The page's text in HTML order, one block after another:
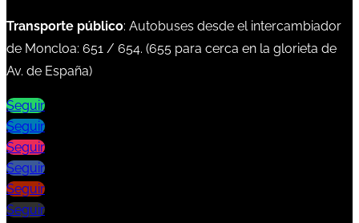
Transporte público: Autobuses desde el intercambiador
de Moncloa: 651 / 654. (655 para cerca en la glorieta de
Av. de España)
Seguir
Seguir
Seguir
Seguir
Seguir
Seguir